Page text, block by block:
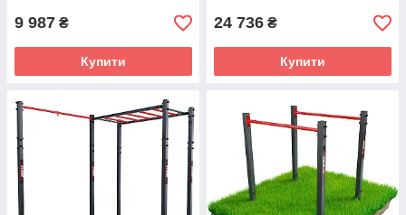
9 987 ₴
Купити
24 736 ₴
Купити